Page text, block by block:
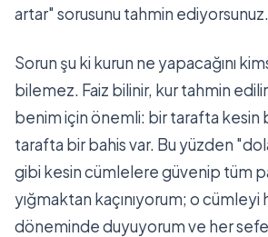
artar" sorusunu tahmin ediyorsunuz.
Sorun şu ki kurun ne yapacağını
bilemez. Faiz bilinir, kur tahmin
benim için önemli: bir tarafta kesin
tarafta bir bahis var. Bu yüzden
gibi kesin cümlelere güvenip tüm
yığmaktan kaçınıyorum; o cümleyi
döneminde duyuyorum ve her